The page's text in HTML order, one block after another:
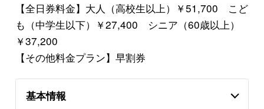
【全日券料金】大人（高校生以上）￥51,700 こど
も（中学生以下）￥27,400 シニア（60歳以上）
￥37,200
【その他料金プラン】早割券
基本情報